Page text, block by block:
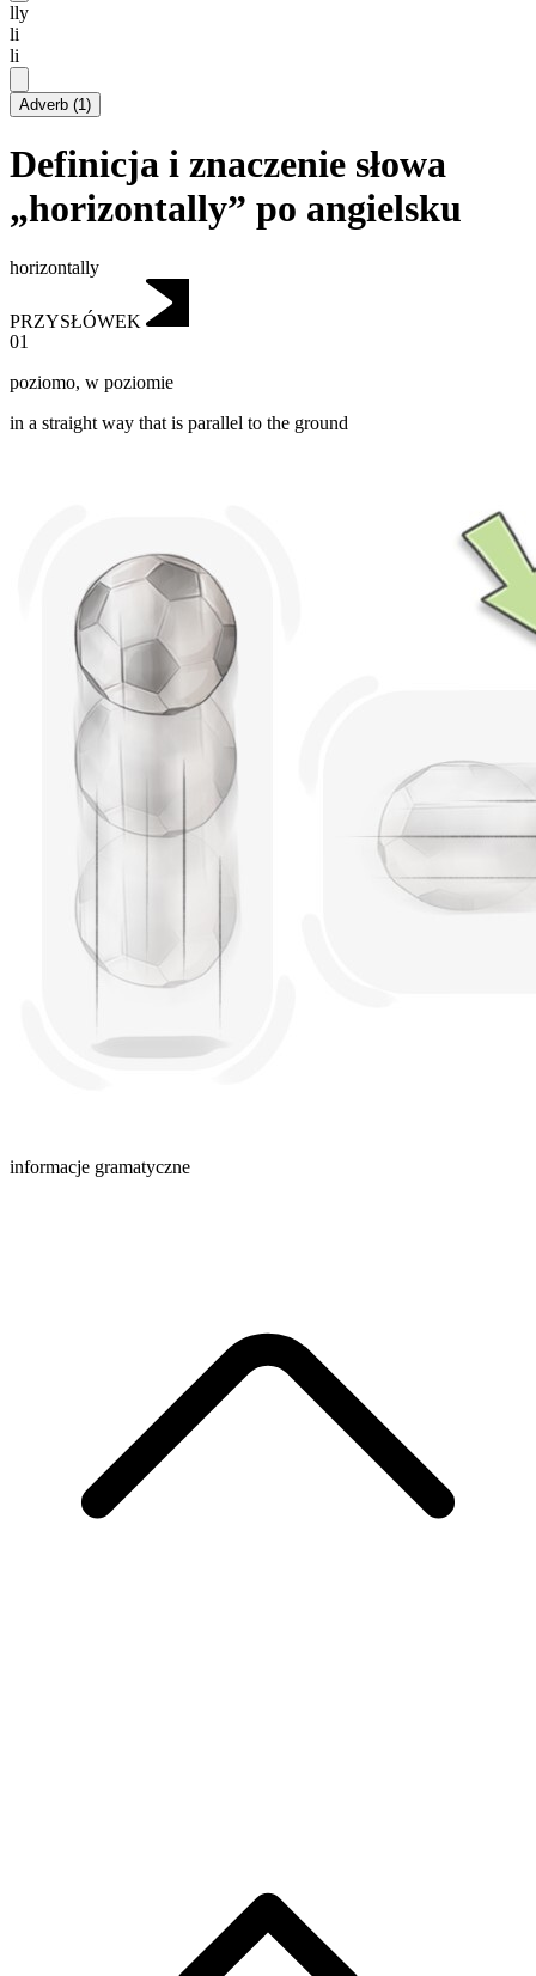
lly
li
li
Adverb (1)
Definicja i znaczenie słowa
„horizontally” po angielsku
horizontally
PRZYSŁÓWEK
01
poziomo, w poziomie
in a straight way that is parallel to the ground
informacje gramatyczne